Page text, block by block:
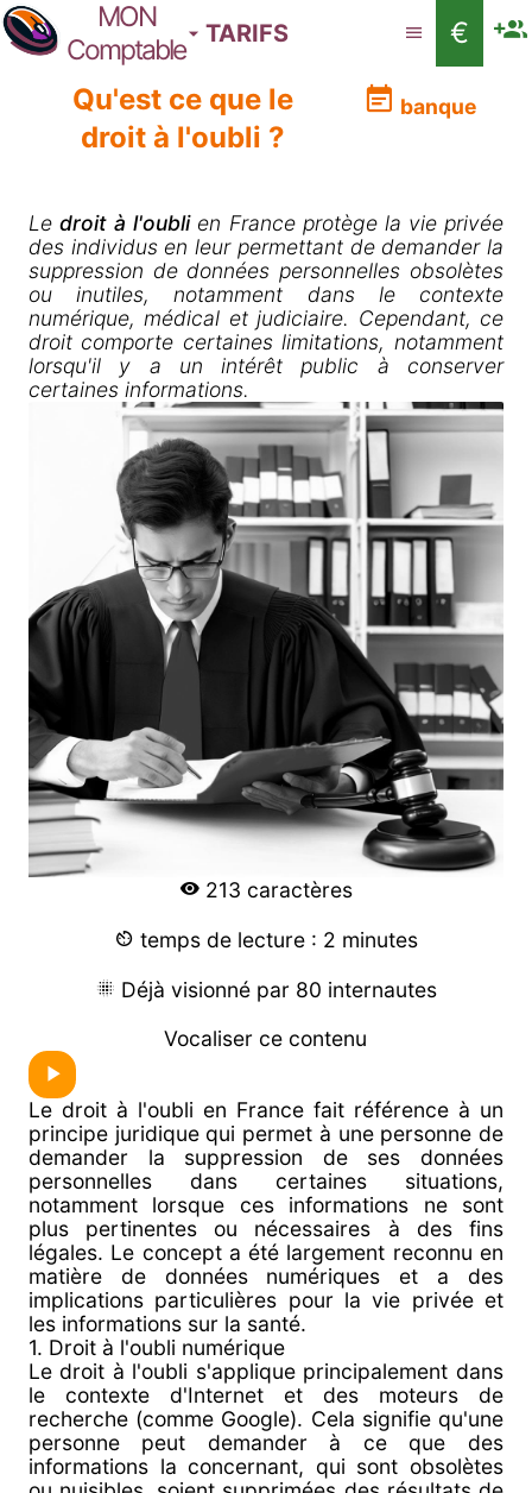
MON
Comptable
TARIFS
€
Qu'est ce que le
droit à l'oubli ?
banque
Ledroit à l'oublien France protège la vie privée
des individus en leur permettant de demander la
suppression de données personnelles obsolètes
ou inutiles, notamment dans le contexte
numérique, médical et judiciaire. Cependant, ce
droit comporte certaines limitations, notamment
lorsqu'il y a un intérêt public à conserver
certaines informations.
213 caractères
temps de lecture : 2 minutes
Déjà visionné par 80 internautes
Vocaliser ce contenu
Le droit à l'oubli en France fait référence à un
principe juridique qui permet à une personne de
demander la suppression de ses données
personnelles dans certaines situations,
notamment lorsque ces informations ne sont
plus pertinentes ou nécessaires à des fins
légales. Le concept a été largement reconnu en
matière de données numériques et a des
implications particulières pour la vie privée et
les informations sur la santé.
1. Droit à l'oubli numérique
Le droit à l'oubli s'applique principalement dans
le contexte d'Internet et des moteurs de
recherche (comme Google). Cela signifie qu'une
personne peut demander à ce que des
informations la concernant, qui sont obsolètes